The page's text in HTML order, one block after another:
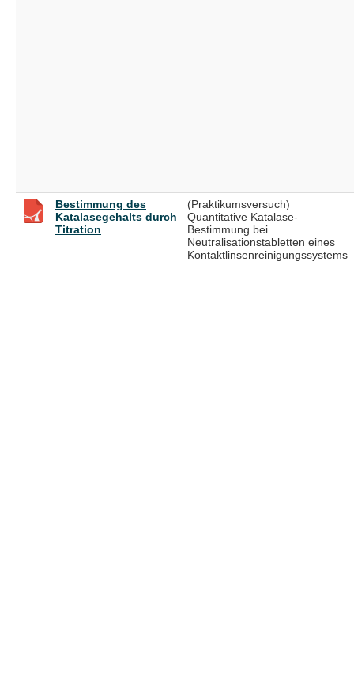
Bestimmung des
Katalasegehalts durch
Titration
(Praktikumsversuch)
Quantitative Katalase-
Bestimmung bei
Neutralisationstabletten eines
Kontaktlinsenreinigungssystems